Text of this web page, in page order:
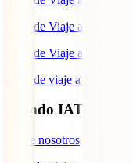
Guía de Viaje a Marruecos
Guía de Viaje a Cuba
Guía de viaje a Indonesia
Mundo IATI
Sobre nosotros